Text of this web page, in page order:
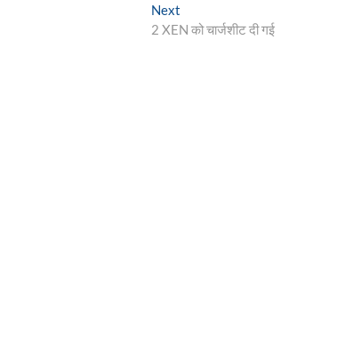
Next
post:
2 XEN को चार्जशीट दी गई